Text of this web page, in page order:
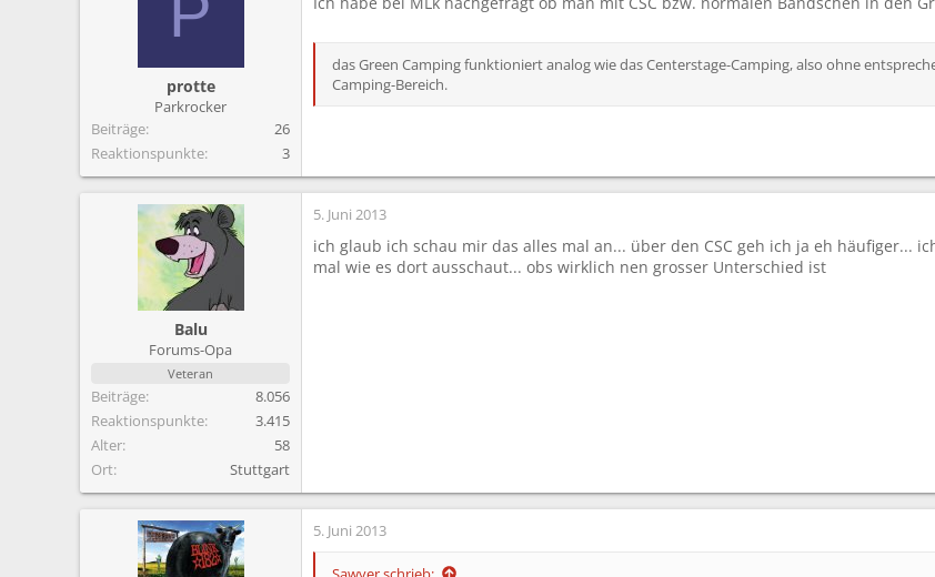
protte
Parkrocker
Beiträge
26
Reaktionspunkte
3
das Green Camping funktioniert analog wie das Centerstage-Camping, also ohne
Camping-Bereich.
Balu
Forums-Opa
Veteran
Beiträge
8.056
Reaktionspunkte
3.415
Alter
58
Ort
Stuttgart
5. Juni 2013
ich glaub ich schau mir das alles mal an... über den CSC geh ich ja eh häufiger...
mal wie es dort ausschaut... obs wirklich nen grosser Unterschied ist
5. Juni 2013